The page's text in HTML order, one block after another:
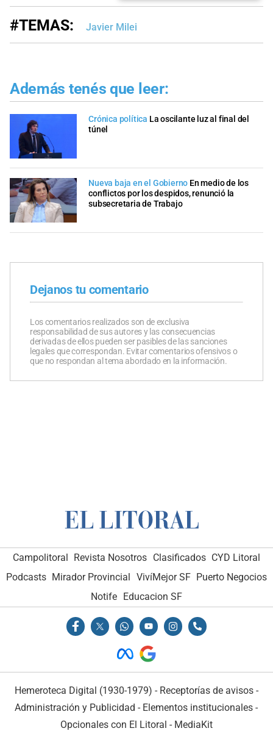
#TEMAS: Javier Milei
Además tenés que leer:
Crónica política La oscilante luz al final del
túnel
Nueva baja en el Gobierno En medio de los
conflictos por los despidos, renunció la
subsecretaria de Trabajo
Dejanos tu comentario
Los comentarios realizados son de exclusiva
responsabilidad de sus autores y las consecuencias
derivadas de ellos pueden ser pasibles de las sanciones
legales que correspondan. Evitar comentarios ofensivos o
que no respondan al tema abordado en la información.
Campolitoral Revista Nosotros Clasificados CYD Litoral
Podcasts Mirador Provincial VivíMejor SF Puerto Negocios
Notife
Educacion SF
Hemeroteca Digital (1930-1979) - Receptorías de avisos -
Administración y Publicidad - Elementos institucionales -
Opcionales con El Litoral - MediaKit